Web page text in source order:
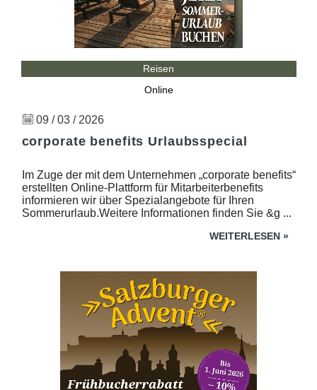
Reisen
Online
09 / 03 / 2026
corporate benefits Urlaubsspecial
Im Zuge der mit dem Unternehmen „corporate benefits“
erstellten Online-Plattform für Mitarbeiterbenefits
informieren wir über Spezialangebote für Ihren
Sommerurlaub.Weitere Informationen finden Sie &g ...
WEITERLESEN »